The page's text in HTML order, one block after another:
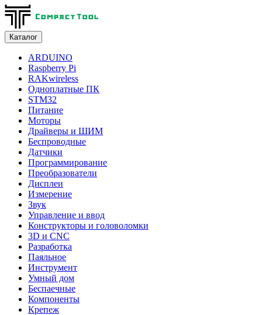
Каталог
ARDUINO
Raspberry Pi
RAKwireless
Одноплатные ПК
STM32
Питание
Моторы
Драйверы и ШИМ
Беспроводные
Датчики
Программирование
Преобразователи
Дисплеи
Измерение
Звук
Управление и ввод
Конструкторы и головоломки
3D и CNC
Разработка
Паяльное
Инструмент
Умный дом
Беспаечные
Компоненты
Крепеж